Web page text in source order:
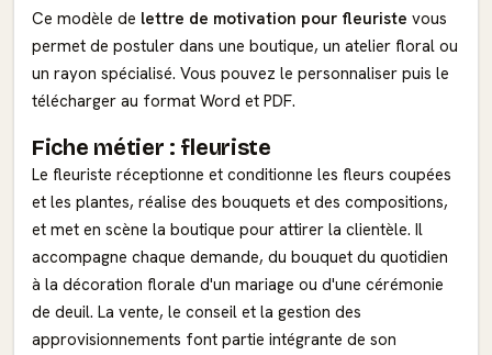
Ce modèle de lettre de motivation pour fleuriste vous
permet de postuler dans une boutique, un atelier floral ou
un rayon spécialisé. Vous pouvez le personnaliser puis le
télécharger au format Word et PDF.
Fiche métier : fleuriste
Le fleuriste réceptionne et conditionne les fleurs coupées
et les plantes, réalise des bouquets et des compositions,
et met en scène la boutique pour attirer la clientèle. Il
accompagne chaque demande, du bouquet du quotidien
à la décoration florale d'un mariage ou d'une cérémonie
de deuil. La vente, le conseil et la gestion des
approvisionnements font partie intégrante de son